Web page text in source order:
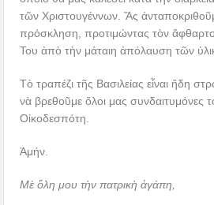
τῶν Χριστουγέννων. Ἄς
πρόσκληση, προτιμώντας τὸν
Του ἀπὸ τὴν μάταιη ἀπόλαυση τῶν
Τὸ τραπέζι τῆς Βασιλείας εἶναι ἤδη
νὰ βρεθοῦμε ὅλοι μας συνδαιτυμόνες
Οἰκοδεσπότη.
Ἀμήν.
Μὲ ὅλη μου τὴν πατρικὴ ἀγάπη,